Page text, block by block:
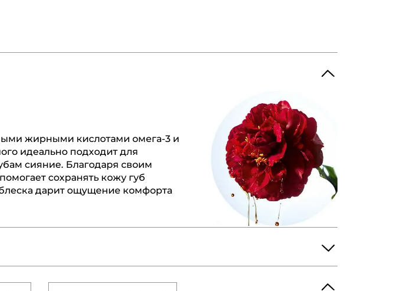
жирными кислотами омега-3 и
идеально подходит для
сияние. Благодаря своим
сохранять кожу губ
дарит ощущение комфорта